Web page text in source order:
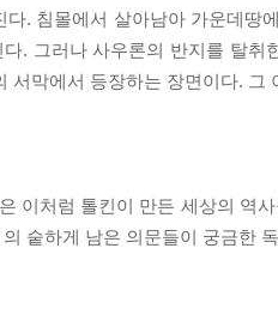
다. 침몰에서 살아남아 가운데땅
다. 그러나 사우론의 반지를 탈
서막에서 등장하는 장면이다.
은 이처럼 톨킨이 만든 세상의 역
의 숱하게 남은 의문들이 궁금한